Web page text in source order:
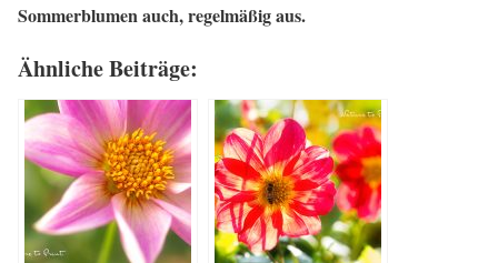
Sommerblumen auch, regelmäßig aus.
Ähnliche Beiträge: